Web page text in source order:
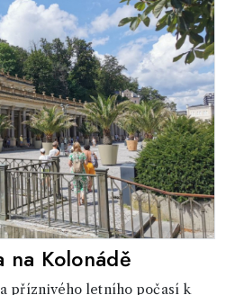
na Kolonádě
příznivého letního počasí k